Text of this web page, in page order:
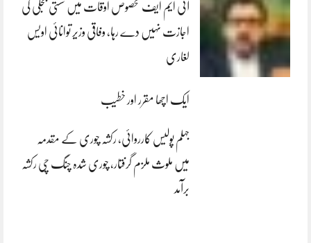
آئی ایم ایف مخصوص اوقات میں سستی بجلی کی
اجازت نہیں دے رہا، وفاقی وزیر توانائی اویس
لغاری
ایک اچھا مقرر اور خطیب
جہلم پولیس کارروائی، رکشہ چوری کے مقدمہ
میں ملوث ملزم گرفتار، چوری شدہ چنگ چی رکشہ
برآمد